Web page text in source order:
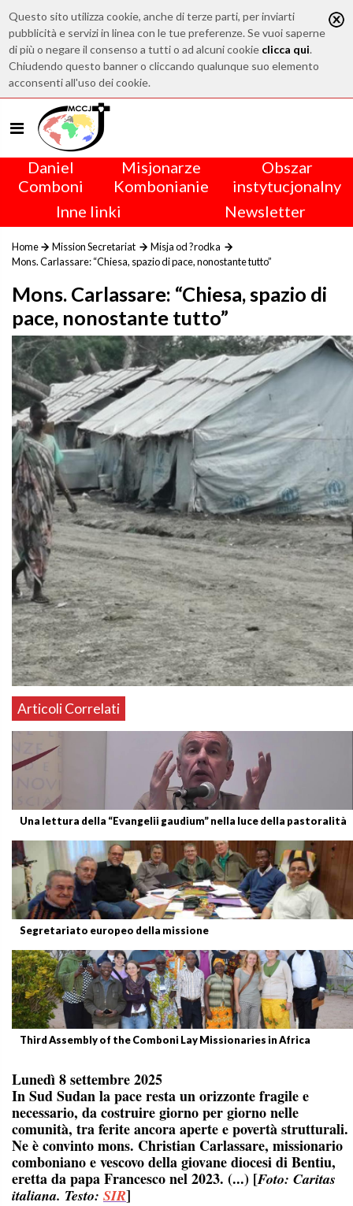
Questo sito utilizza cookie, anche di terze parti, per inviarti
pubblicità e servizi in linea con le tue preferenze. Se vuoi saperne
di più o negare il consenso a tutti o ad alcuni cookie clicca qui.
Chiudendo questo banner o cliccando qualunque suo elemento
acconsenti all'uso dei cookie.
Daniel
Comboni
Misjonarze
Kombonianie
Obszar
instytucjonalny
Inne linki
Newsletter
Home Mission Secretariat
Misja od ?rodka
Mons. Carlassare: “Chiesa, spazio di pace, nonostante tutto”
Mons. Carlassare: “Chiesa, spazio di
pace, nonostante tutto”
Articoli Correlati
Una lettura della “Evangelii gaudium” nella luce della pastoralità
Segretariato europeo della missione
Third Assembly of the Comboni Lay Missionaries in Africa
Lunedì 8 settembre 2025
In Sud Sudan la pace resta un orizzonte fragile e
necessario, da costruire giorno per giorno nelle
comunità, tra ferite ancora aperte e povertà strutturali.
Ne è convinto mons. Christian Carlassare, missionario
comboniano e vescovo della giovane diocesi di Bentiu,
eretta da papa Francesco nel 2023. (...) [Foto: Caritas
italiana. Testo: SIR]